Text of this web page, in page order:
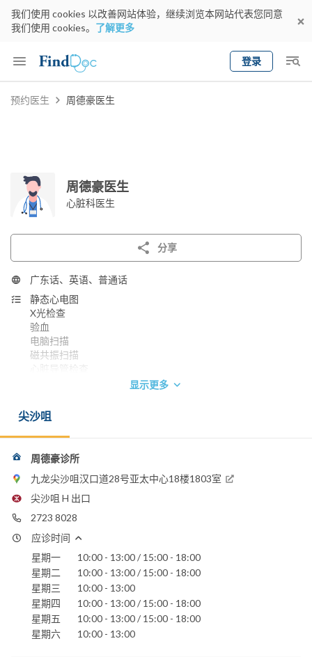
我们使用 cookies 以改善网站体验，继续浏览本网站代表您同意
我们使用 cookies。 了解更多
登录
Keyword
预约医生 周德豪医生
周德豪医生
心脏科医生
分享
广东话、英语、普通话
静态心电图
X光检查
验血
电脑扫描
磁共振扫描
心脏起搏器植入
心脏电生理检查及放射频率触量导管消融术
英国皇家内科医学院院士 1984
香港医学专科学院院士 (内科) 1993
英国格拉斯哥皇家内科医学院荣授院士 1998
香港内科医学院院士 1998
电话：
2723 8028
电邮：
debgen@hkstar.com
香港港安医院 - 司徒拔道
圣德肋撒医院
显示更多
尖沙咀
周德豪诊所
九龙尖沙咀汉口道28号亚太中心18楼1803室
尖沙咀 H 出口
2723 8028
应诊时间
星期一
10:00 - 13:00 / 15:00 - 18:00
星期二
10:00 - 13:00 / 15:00 - 18:00
星期三
10:00 - 13:00
星期四
10:00 - 13:00 / 15:00 - 18:00
星期五
10:00 - 13:00 / 15:00 - 18:00
星期六
10:00 - 13:00